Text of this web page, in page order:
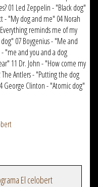
01 Led Zeppelin - "Black dog"
- "My dog and me" 04 Norah
reminds me of my
07 Boygenius - "Me and
- "me and you and a dog
11 Dr. John - "How come my
Antlers - "Putting the dog
George Clinton - "Atomic dog"
El celobert